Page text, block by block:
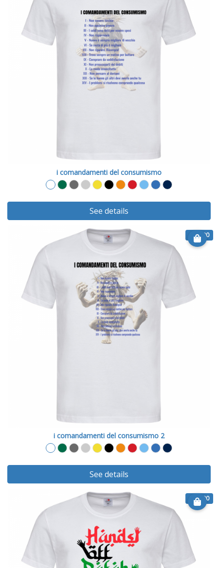
i comandamenti del consumismo
See details
€ 14.90
i comandamenti del consumismo 2
See details
€ 14.90